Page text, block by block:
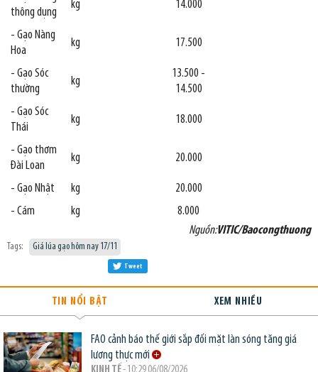
thông dụng
kg 14.000
- Gạo Nàng
Hoa
kg 17.500
- Gạo Sóc
thường
kg
13.500 -
14.500
- Gạo Sóc
Thái
kg 18.000
- Gạo thơm
Đài Loan
kg 20.000
- Gạo Nhật kg
20.000
- Cám
kg
8.000
Nguồn:VITIC/Baocongthuong
Tags: Giá lúa gạo hôm nay 17/11
Tweet
TIN NỔI BẬT XEM NHIỀU
FAO cảnh báo thế giới sắp đối mặt làn sóng tăng giá
lương thực mới